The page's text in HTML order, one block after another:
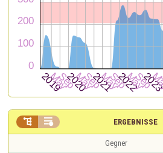
ERGEBNISSE
 
Gegner